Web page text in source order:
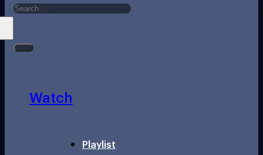
Watch
Playlist